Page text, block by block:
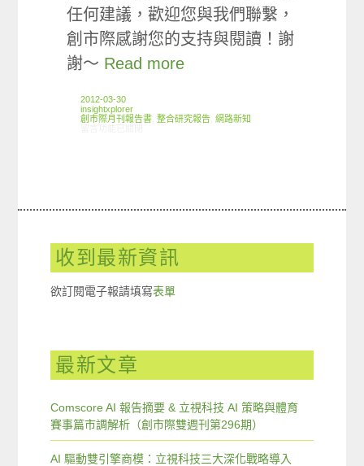
任何建議，歡迎您與我們聯繫，
創市際感謝您的支持與閱讀！謝
謝～ Read more
2012-03-30
insightxplorer
創市際月刊報告書 ,整合研究報告 ,網路新知
收到最新資訊
欲訂閱電子報請填寫表單
最新文章
Comscore AI 報告摘要 & 立視科技 AI 策略與體育
賽事篇市調解析（創市際雙週刊第296期）
AI 驅動雙引擎商模：立視科技三大深化戰略導入